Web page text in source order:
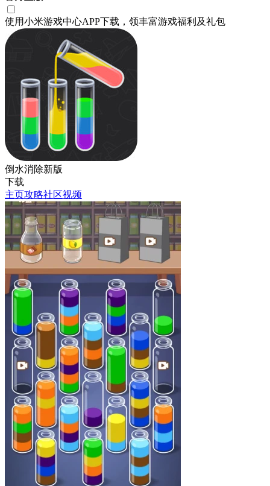
使用小米游戏中心APP下载 ，领丰富游戏福利 及礼包
倒水消除新版
下载
主页攻略社区视频